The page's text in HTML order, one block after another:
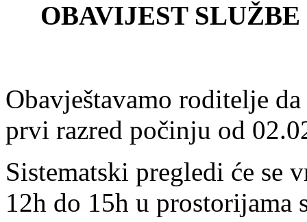
OBAVIJEST
Obavještavamo roditelje
prvi razred počinju od
Sistematski pregledi će se
12h do 15h u prostorijama